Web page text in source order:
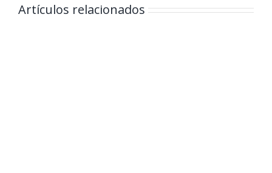
Artículos relacionados